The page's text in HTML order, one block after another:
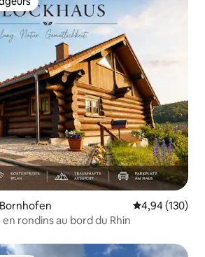
Note
4,94 (130)
rondins au bord du Rhin